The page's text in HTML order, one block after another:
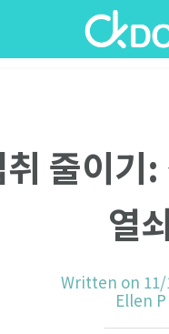
줄이기
열쇠
Written on 11/
Ellen P